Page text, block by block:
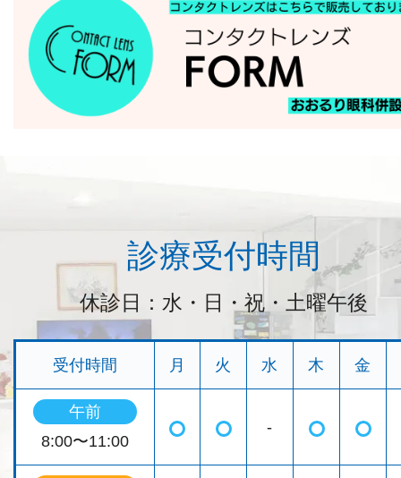
診療受付時間
休診日：水・日・祝・土曜午後
受付時間 月 火 水 木 金
午前
8:00〜11:00
◯ ◯
-
◯ ◯